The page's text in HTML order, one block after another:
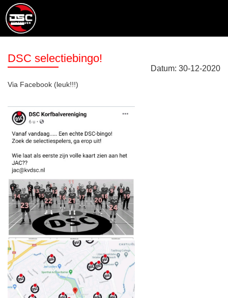
DSC selectiebingo!
Datum: 30-12-2020
Via Facebook (leuk!!!)